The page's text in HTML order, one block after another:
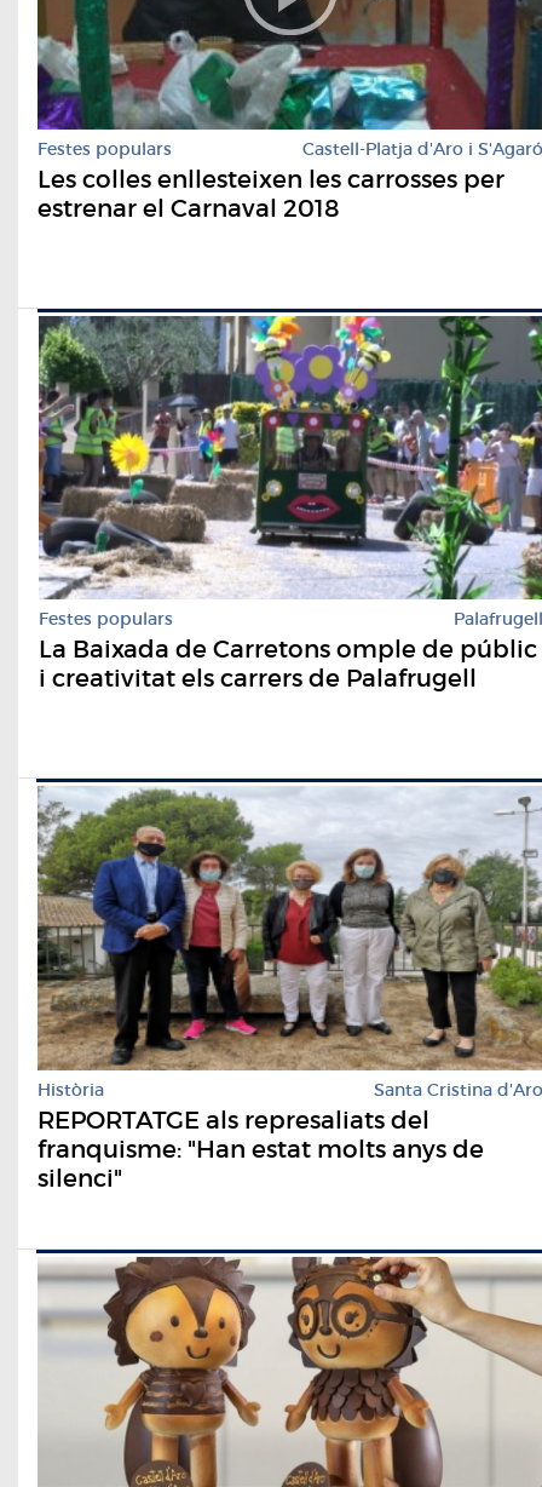
Festes populars Castell-Platja d'Aro i S'Agaró
Les colles enllesteixen les carrosses per
estrenar el Carnaval 2018
Festes populars Palafrugell
La Baixada de Carretons omple de públic
i creativitat els carrers de Palafrugell
Història Santa Cristina d'Aro
REPORTATGE als represaliats del
franquisme: "Han estat molts anys de
silenci"